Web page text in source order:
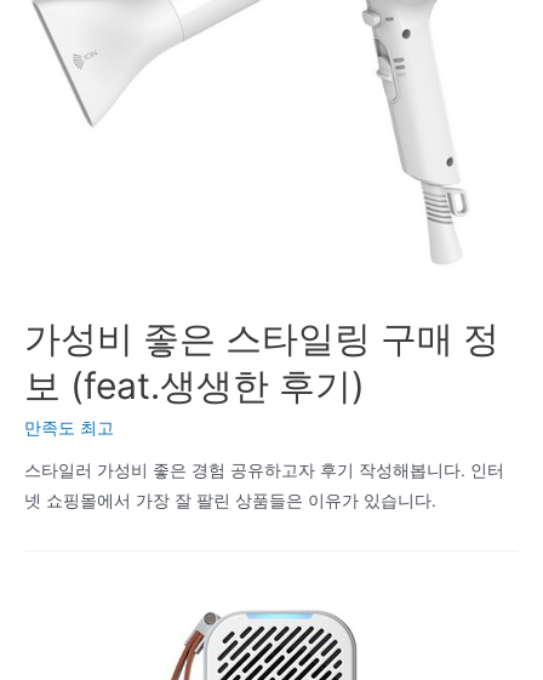
가성비 좋은 스타일링 구매 정
보 (feat.생생한 후기)
만족도 최고
스타일러 가성비 좋은 경험 공유하고자 후기 작성해봅니다. 인터
넷 쇼핑몰에서 가장 잘 팔린 상품들은 이유가 있습니다.